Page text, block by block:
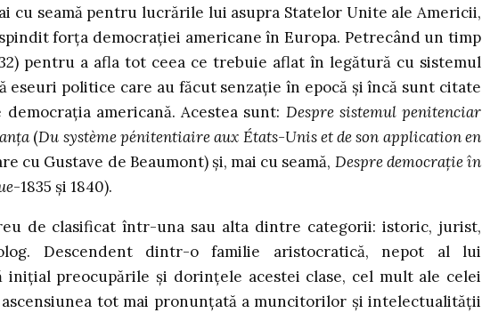
cu seamă pentru lucrările lui asupra Statelor Unite ale Americii,
forţa democraţiei americane în Europa. Petrecând un timp
pentru a afla tot ceea ce trebuie aflat în legătură cu sistemul
eseuri politice care au făcut senzaţie în epocă şi încă sunt citate
americană. Acestea sunt: Despre sistemul penitenciar
(Du système pénitentiaire aux États-Unis et de son application en
cu Gustave de Beaumont) şi, mai cu seamă, Despre democraţie în
-1835 şi 1840).
de clasificat într-una sau alta dintre categorii: istoric, jurist,
Descendent dintr-o familie aristocratică, nepot al lui
iniţial preocupările şi dorinţele acestei clase, cel mult ale celei
ascensiunea tot mai pronunţată a muncitorilor şi intelectualităţii